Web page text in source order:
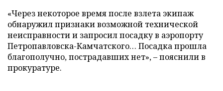
«Через некоторое время после взлета экипаж
обнаружил признаки возможной технической
неисправности и запросил посадку в аэропорту
Петропавловска-Камчатского… Посадка прошла
благополучно, пострадавших нет», – пояснили в
прокуратуре.